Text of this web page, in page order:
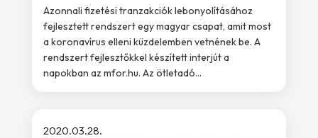
Azonnali fizetési tranzakciók lebonyolításához
fejlesztett rendszert egy magyar csapat, amit most
a koronavírus elleni küzdelemben vetnének be. A
rendszert fejlesztőkkel készített interjút a
napokban az mfor.hu. Az ötletadó...
2020.03.28.